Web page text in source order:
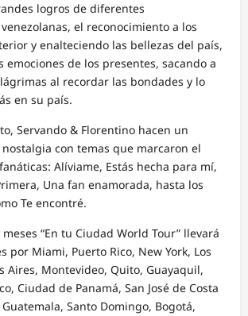
logros de diferentes
el reconocimiento a los
y enalteciendo las bellezas del país,
emociones de los presentes, sacando a
al recordar las bondades y lo
en su país.
Servando & Florentino hacen un
con temas que marcaron el
Alíviame, Estás hecha para mí,
Una fan enamorada, hasta los
Te encontré.
“En tu Ciudad World Tour” llevará
por Miami, Puerto Rico, New York, Los
Aires, Montevideo, Quito, Guayaquil,
Ciudad de Panamá, San José de Costa
Santo Domingo, Bogotá,